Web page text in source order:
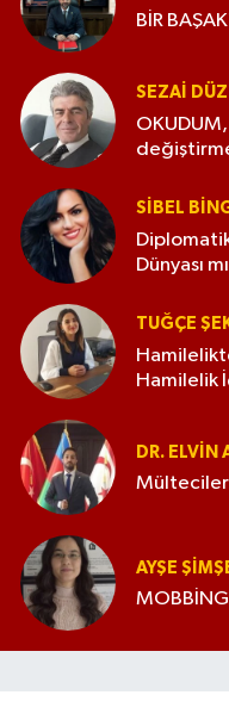
BİR
SEZAI DÜZ
OKUDUM,
SIBEL
Dünyası
TUĞÇE
Hamilelik
DR. ELVIN
Mülteciler
AYŞE
MOBBİNG